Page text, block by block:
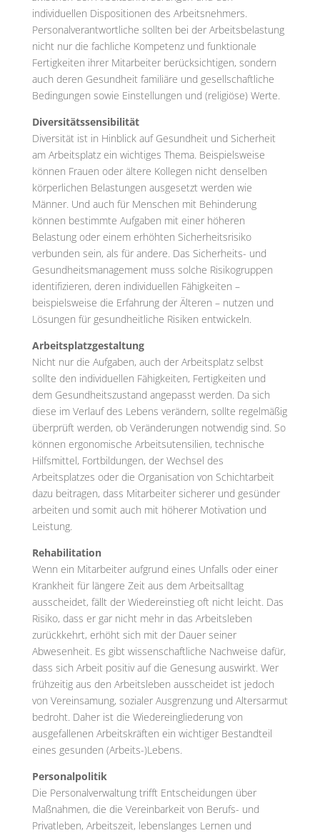
individuellen Dispositionen des Arbeitsnehmers.
Personalverantwortliche sollten bei der Arbeitsbelastung
nicht nur die fachliche Kompetenz und funktionale
Fertigkeiten ihrer Mitarbeiter berücksichtigen, sondern
auch deren Gesundheit familiäre und gesellschaftliche
Bedingungen sowie Einstellungen und (religiöse) Werte.
Diversitätssensibilität
Diversität ist in Hinblick auf Gesundheit und Sicherheit
am Arbeitsplatz ein wichtiges Thema. Beispielsweise
können Frauen oder ältere Kollegen nicht denselben
körperlichen Belastungen ausgesetzt werden wie
Männer. Und auch für Menschen mit Behinderung
können bestimmte Aufgaben mit einer höheren
Belastung oder einem erhöhten Sicherheitsrisiko
verbunden sein, als für andere. Das Sicherheits- und
Gesundheitsmanagement muss solche Risikogruppen
identifizieren, deren individuellen Fähigkeiten –
beispielsweise die Erfahrung der Älteren – nutzen und
Lösungen für gesundheitliche Risiken entwickeln.
Arbeitsplatzgestaltung
Nicht nur die Aufgaben, auch der Arbeitsplatz selbst
sollte den individuellen Fähigkeiten, Fertigkeiten und
dem Gesundheitszustand angepasst werden. Da sich
diese im Verlauf des Lebens verändern, sollte regelmäßig
überprüft werden, ob Veränderungen notwendig sind. So
können ergonomische Arbeitsutensilien, technische
Hilfsmittel, Fortbildungen, der Wechsel des
Arbeitsplatzes oder die Organisation von Schichtarbeit
dazu beitragen, dass Mitarbeiter sicherer und gesünder
arbeiten und somit auch mit höherer Motivation und
Leistung.
Rehabilitation
Wenn ein Mitarbeiter aufgrund eines Unfalls oder einer
Krankheit für längere Zeit aus dem Arbeitsalltag
ausscheidet, fällt der Wiedereinstieg oft nicht leicht. Das
Risiko, dass er gar nicht mehr in das Arbeitsleben
zurückkehrt, erhöht sich mit der Dauer seiner
Abwesenheit. Es gibt wissenschaftliche Nachweise dafür,
dass sich Arbeit positiv auf die Genesung auswirkt. Wer
frühzeitig aus den Arbeitsleben ausscheidet ist jedoch
von Vereinsamung, sozialer Ausgrenzung und Altersarmut
bedroht. Daher ist die Wiedereingliederung von
ausgefallenen Arbeitskräften ein wichtiger Bestandteil
eines gesunden (Arbeits-)Lebens.
Personalpolitik
Die Personalverwaltung trifft Entscheidungen über
Maßnahmen, die die Vereinbarkeit von Berufs- und
Privatleben, Arbeitszeit, lebenslanges Lernen und